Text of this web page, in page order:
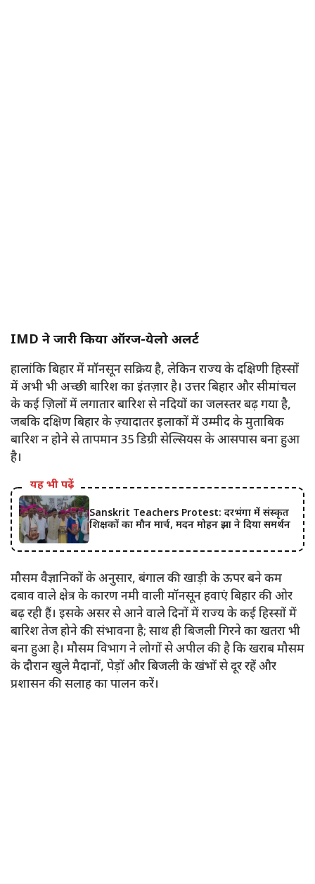
IMD ने जारी किया ऑरेंज-येलो अलर्ट
हालांकि बिहार में मॉनसून सक्रिय है, लेकिन राज्य के दक्षिणी हिस्सों
में अभी भी अच्छी बारिश का इंतज़ार है। उत्तर बिहार और सीमांचल
के कई ज़िलों में लगातार बारिश से नदियों का जलस्तर बढ़ गया है,
जबकि दक्षिण बिहार के ज़्यादातर इलाकों में उम्मीद के मुताबिक
बारिश न होने से तापमान 35 डिग्री सेल्सियस के आसपास बना हुआ
है।
यह भी पढ़ें
Sanskrit Teachers Protest: दरभंगा में संस्कृत
शिक्षकों का मौन मार्च, मदन मोहन झा ने दिया समर्थन
मौसम वैज्ञानिकों के अनुसार, बंगाल की खाड़ी के ऊपर बने कम
दबाव वाले क्षेत्र के कारण नमी वाली मॉनसून हवाएं बिहार की ओर
बढ़ रही हैं। इसके असर से आने वाले दिनों में राज्य के कई हिस्सों में
बारिश तेज होने की संभावना है; साथ ही बिजली गिरने का खतरा भी
बना हुआ है। मौसम विभाग ने लोगों से अपील की है कि खराब मौसम
के दौरान खुले मैदानों, पेड़ों और बिजली के खंभों से दूर रहें और
प्रशासन की सलाह का पालन करें।